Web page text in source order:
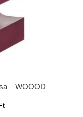
– WOOOD